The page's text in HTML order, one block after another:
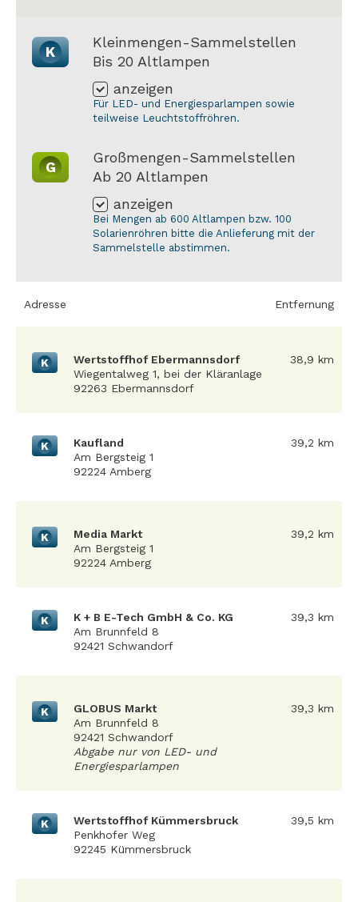
K
Kleinmengen-Sammelstellen
Bis 20 Altlampen
anzeigen
Für LED- und Energiesparlampen sowie
teilweise Leuchtstoffröhren.
G
Großmengen-Sammelstellen
Ab 20 Altlampen
anzeigen
Bei Mengen ab 600 Altlampen bzw. 100
Solarienröhren bitte die Anlieferung mit der
Sammelstelle abstimmen.
Adresse Entfernung
K
Wertstoffhof Ebermannsdorf
Wiegentalweg 1, bei der Kläranlage
92263 Ebermannsdorf
38,9 km
K
Kaufland
Am Bergsteig 1
92224 Amberg
39,2 km
K
Media Markt
Am Bergsteig 1
92224 Amberg
39,2 km
K
K + B E-Tech GmbH & Co. KG
Am Brunnfeld 8
92421 Schwandorf
39,3 km
K
GLOBUS Markt
Am Brunnfeld 8
92421 Schwandorf
Abgabe nur von LED- und
Energiesparlampen
39,3 km
K
Wertstoffhof Kümmersbruck
Penkhofer Weg
92245 Kümmersbruck
39,5 km